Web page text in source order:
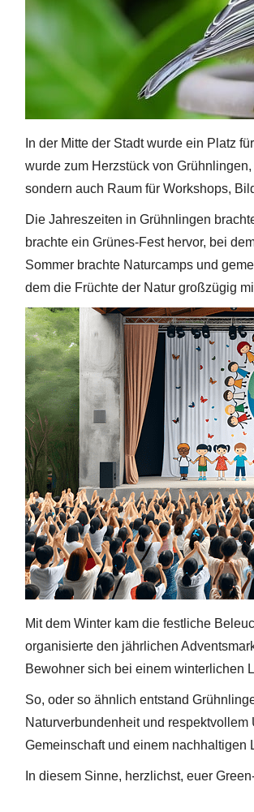
In der Mitte der Stadt wurde ein Platz
wurde zum Herzstück von
sondern auch Raum für Workshops,
Die Jahreszeiten in Grühnlingen
brachte ein Grünes-Fest hervor, bei
Sommer brachte Naturcamps und
dem die Früchte der Natur großzügig
Mit dem Winter kam die festliche
organisierte den jährlichen
Bewohner sich bei einem winterlichen
So, oder so ähnlich entstand
Naturverbundenheit und
Gemeinschaft und einem nachhaltigen
In diesem Sinne, herzlichst, euer